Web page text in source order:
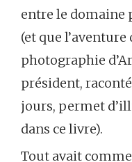
entre le domaine
(et que l’aventure
photographie
président,
jours, permet
dans ce livre).
Tout avait